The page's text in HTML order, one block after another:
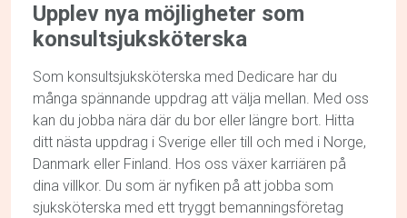
Upplev nya möjligheter som
konsultsjuksköterska
Som konsultsjuksköterska med Dedicare har du
många spännande uppdrag att välja mellan. Med oss
kan du jobba nära där du bor eller längre bort. Hitta
ditt nästa uppdrag i Sverige eller till och med i Norge,
Danmark eller Finland. Hos oss växer karriären på
dina villkor. Du som är nyfiken på att jobba som
sjuksköterska med ett tryggt bemanningsföretag